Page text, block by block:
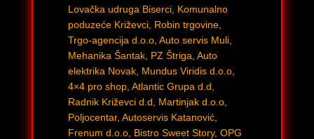
Lovačka udruga Biserci, Komunalno
poduzeće Križevci, Robin trgovine,
Trgo-agencija d.o.o, Auto servis Muli,
Mehanika Šantak, PZ Štriga, Auto
elektrika Novak, Mundus Viridis d.o.o,
4×4 pro shop, Atlantic Grupa d.d,
Radnik Križevci d.d, Martinjak d.o.o,
Poljocentar, Autoservis Katanović,
Frenum d.o.o, Bistro Sweet Story, OPG